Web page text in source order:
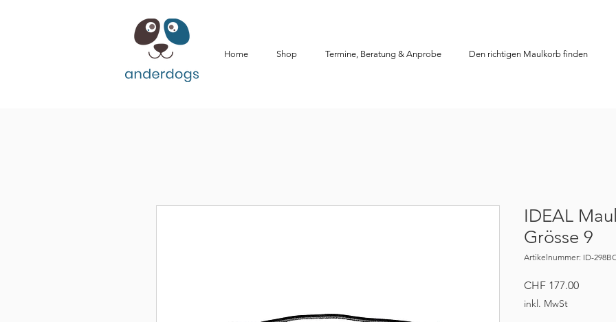
Home Shop Termine, Beratung & Anprobe Den richtigen Maulkorb finden
IDEAL
Grösse 9
Artikelnummer: ID-
CHF 177.00Preis
inkl. MwSt